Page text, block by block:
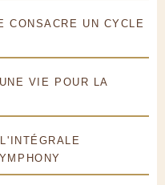
UN CYCLE
VIE POUR LA